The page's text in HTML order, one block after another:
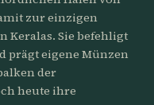
zur einzigen
Sie befehligt
prägt eigene Münzen
der
heute ihre